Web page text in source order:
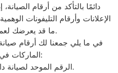
دائمًا بالتأكد من أرقام
الإعلانات وأرقام التليفونات
ما قد يعرضك لعمليات النصب.
في ما يلي جمعنا لك أرقام صيانة
الماركات في بسيون:
الرقم الموحد لصيانة دايو 01010916814.